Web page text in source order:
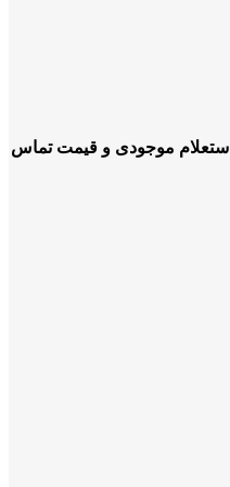
استعلام موجودی و قیمت تماس